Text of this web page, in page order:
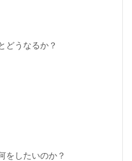
どうなるか？
をしたいのか？